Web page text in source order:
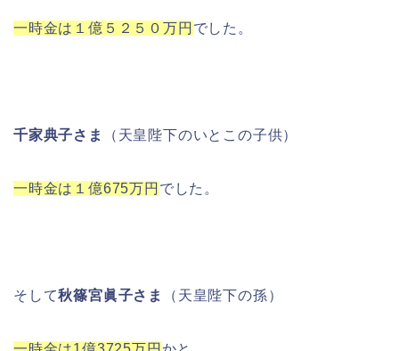
一時金は１億５２５０万円 でした。
千家典子さま （天皇陛下のいとこの子供）
一時金は１億675万円 でした。
そして秋篠宮眞子さま （天皇陛下の孫）